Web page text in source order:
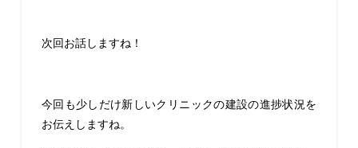
次回お話しますね！
今回も少しだけ新しいクリニックの建設の進捗状況を
お伝えしますね。